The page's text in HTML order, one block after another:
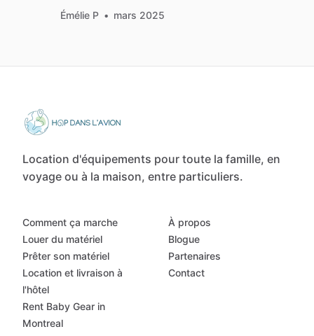
Émélie P • mars 2025
Location d'équipements pour toute la famille, en
voyage ou à la maison, entre particuliers.
Comment ça marche
Louer du matériel
Prêter son matériel
Location et livraison à
l'hôtel
Rent Baby Gear in
Montreal
À propos
Blogue
Partenaires
Contact